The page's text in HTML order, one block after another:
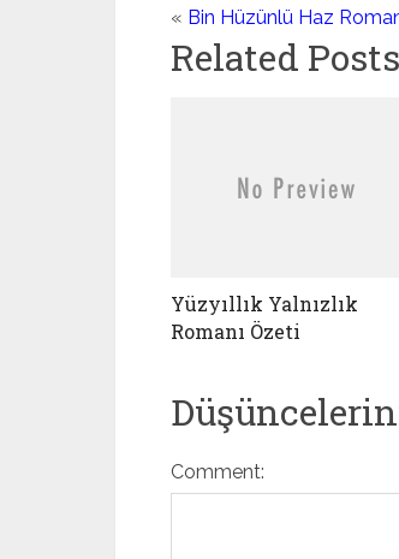
« Bin Hüzünlü Haz
Related Posts
Yüzyıllık Yalnızlık
Romanı Özeti
Comment: